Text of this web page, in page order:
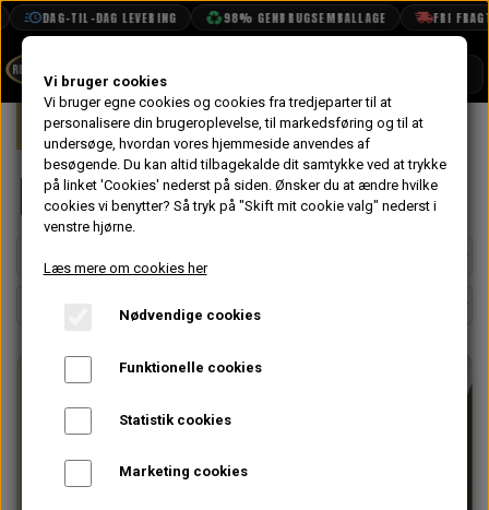
DAG-TIL-DAG LEVERING 98% GENBRUGSEMBALLAGE FRI FRAGT
BOOK TID
PROJEKTER
TEKNISK DATA
VANDPOLERING
Forside Mini Motor Maling
Maling
Vi bruger cookies
Vi bruger egne cookies og cookies fra tredjeparter til at
personalisere din brugeroplevelse, til markedsføring og til at
undersøge, hvordan vores hjemmeside anvendes af
besøgende. Du kan altid tilbagekalde dit samtykke ved at trykke
på linket 'Cookies' nederst på siden. Ønsker du at ændre hvilke
cookies vi benytter? Så tryk på "Skift mit cookie valg" nederst i
venstre hjørne.
Læs mere om cookies her
Nødvendige cookies
Funktionelle cookies
Statistik cookies
Marketing cookies